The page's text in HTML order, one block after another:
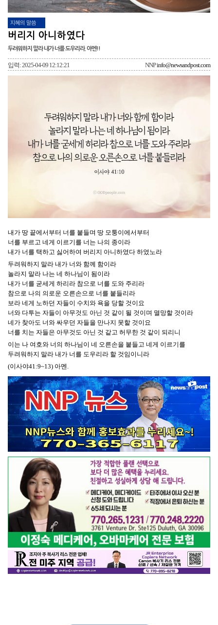
지혜의 말씀
버리지 아니하였다
두려워하지 말라 내가 너를 도우리라. 아멘!!
입력: 2025-04-09 12:12:21 NNPinfo@newsandpost.com
내가 땅 끝에서부터 너를 붙들며 땅 모퉁이에서부터
너를 부르고 네게 이르기를 너는 나의 종이라
내가 너를 택하고 싫어하여 버리지 아니하였다 하였노라
두려워하지 말라 내가 너와 함께 함이라
놀라지 말라 나는 네 하나님이 됨이라
내가 너를 굳세게 하리라 참으로 너를 도와 주리라
참으로 나의 의로운 오른손으로 너를 붙들리라
보라 네게 노하던 자들이 수치와 욕을 당할 것이요
너와 다투는 자들이 아무것도 아닌 것 같이 될 것이며 멸망할 것이라
네가 찾아도 너와 싸우던 자들을 만나지 못할 것이요
너를 치는 자들은 아무것도 아닌 것 같고 허무한 것 같이 되리니
이는 나 여호와 너의 하나님이 네 오른손을 붙들고 네게 이르기를
두려워하지 말라 내가 너를 도우리라 할 것임이니라
(이사야41:9~13) 아멘.